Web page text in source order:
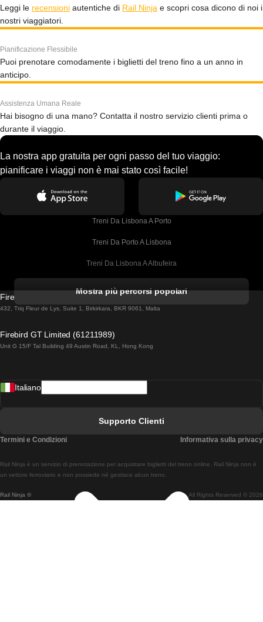
Leggi le recensioni autentiche di Rail Ninja e scopri cosa dicono di noi i
nostri viaggiatori.
Pianificazione Flessibile
Puoi prenotare comodamente i biglietti del treno fino a un anno in
anticipo.
Assistenza Umana Reale
Hai bisogno di una mano? Contatta il nostro servizio clienti prima o
durante il viaggio.
La nostra app gratuita per ogni passo del tuo viaggio:
pianificare i viaggi non è mai stato così facile!
Treni Da Lisbona A Porto
Treni Da Porto A Lisbona
Treni Da Lisbona A Albufeira
Treni Da Lisbona A Lagos
Treni Da Lisbona A Madrid
Treni Da Lisbon A Braga
Treni Da Braga A Lisbona
Mostra più percorsi popolari
Firebird GT Limited (OC 1451)
432, Triq Fleur de Lys, Suite 1, Birkirkara, BKR 9061, Malta
Firebird GT Limited (61211989)
Unit G 15/F Tal Building 49 Austin Road, KL, Hong Kong
Rail Ninja ® All Rights Reserved © 2026
Rail Ninja è un servizio di prenotazione per acquistare biglietti del treno online. Rail Ninja non è
un vettore ferroviario e non possiede né gestisce alcun treno.
Italiano
Supporto Clienti
Termini e Condizioni Informativa sulla privacy